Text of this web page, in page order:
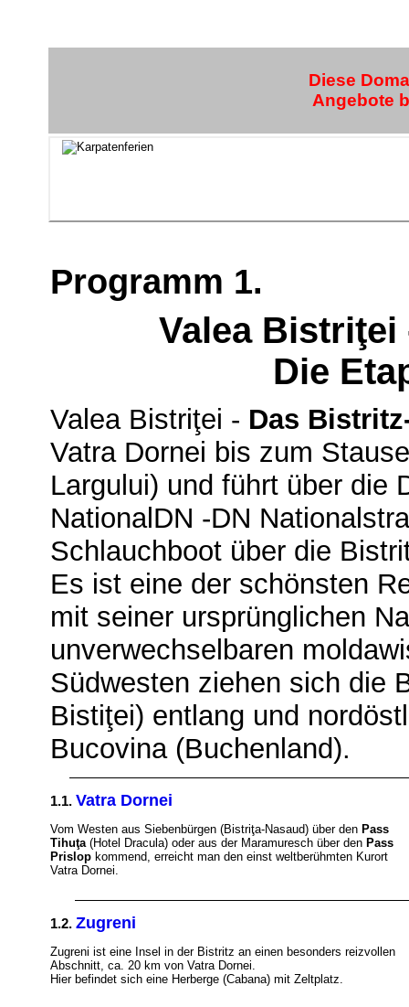
Diese
Angebote
Programm 1.
Valea
Die
Valea Bistriţei - Das
Vatra Dornei bis zum
Largului) und führt über die
NationalDN -DN
Schlauchboot über die
Es ist eine der schönsten
mit seiner ursprünglichen
unverwechselbaren
Südwesten ziehen sich die
Bistiţei) entlang und
Bucovina (Buchenland).
1.1.Vatra Dornei
Vom Westen aus Siebenbürgen (Bistriţa-Nasaud) über denPass
Tihuţa (Hotel Dracula) oder aus der Maramuresch über denPass
Prislop kommend, erreicht man den einst weltberühmten Kurort
Vatra Dornei.
1.2.Zugreni
Zugreni ist eine Insel in der Bistritz an einen besonders reizvollen
Abschnitt, ca. 20 km von Vatra Dornei.
Hier befindet sich eine Herberge (Cabana) mit Zeltplatz.